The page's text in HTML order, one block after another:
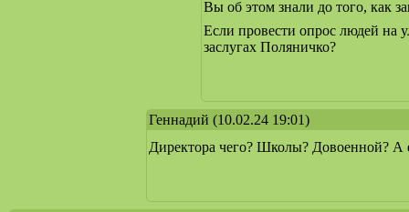
Вы об этом знали до того, как
Если провести опрос людей на
заслугах Поляничко?
Геннадий (10.02.24 19:01)
Директора чего? Школы? Довоенной? А